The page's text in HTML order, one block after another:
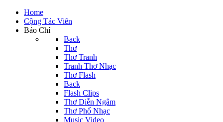
Home
Cộng Tác Viên
Báo Chí
Back
Thơ
Thơ Tranh
Tranh Thơ Nhạc
Thơ Flash
Back
Flash Clips
Thơ Diễn Ngâm
Thơ Phổ Nhạc
Music Video